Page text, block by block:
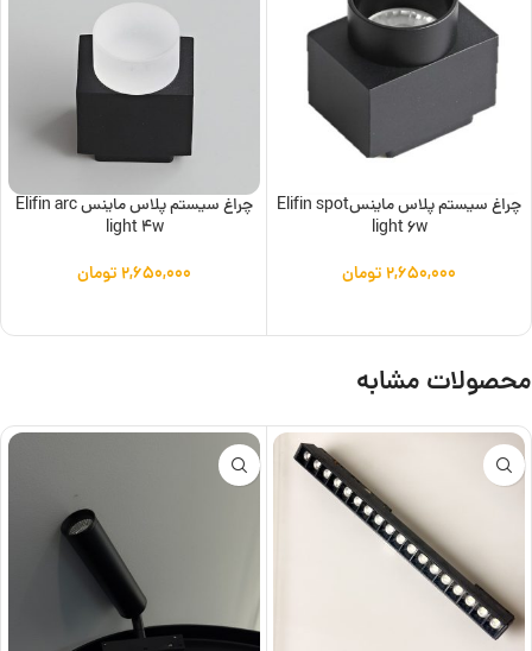
چراغ سیستم پلاس ماینسElifin spot
light 6w
۲,۶۵۰,۰۰۰تومان
چراغ سیستم پلاس ماینس Elifin arc
light 4w
۲,۶۵۰,۰۰۰تومان
محصولات مشابه